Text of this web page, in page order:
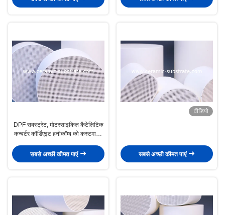
DPF सबस्ट्रेट, मोटरसाइकिल कैटेलिटिक
कन्वर्टर कॉर्डिएइट हनीकॉम्ब को कस्टमाइज़
सबसे अच्छी कीमत पाएं
वीडियो
सबसे अच्छी कीमत पाएं